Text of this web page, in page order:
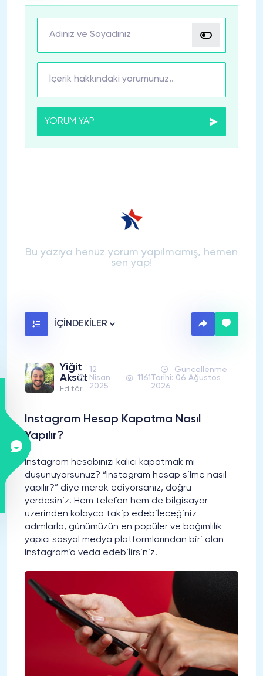
YORUM YAP
Bu yazıya henüz yorum yapılmamış, hemen
sen yap!
İÇİNDEKİLER
Yiğit
Aksüt
Editör
12
Nisan
2025
1161
Güncellenme
Tarihi: 06 Ağustos
2026
Instagram Hesap Kapatma Nasıl
Yapılır?
Instagram hesabınızı kalıcı kapatmak mı
düşünüyorsunuz? “Instagram hesap silme nasıl
yapılır?” diye merak ediyorsanız, doğru
yerdesiniz! Hem telefon hem de bilgisayar
üzerinden kolayca takip edebileceğiniz
adımlarla, günümüzün en popüler ve bağımlılık
yapıcı sosyal medya platformlarından biri olan
Instagram’a veda edebilirsiniz.